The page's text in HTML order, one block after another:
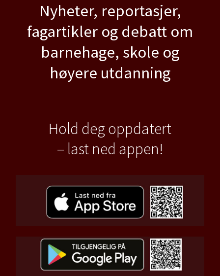
Nyheter, reportasjer,
fagartikler og debatt om
barnehage, skole og
høyere utdanning
Hold deg oppdatert
– last ned appen!